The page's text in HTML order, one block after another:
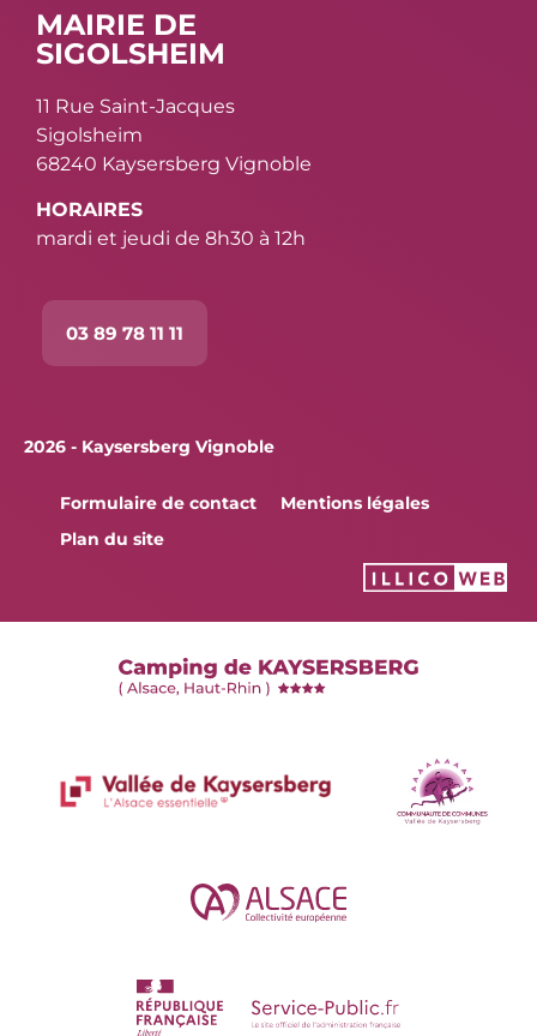
MAIRIE DE
SIGOLSHEIM
11 Rue Saint-Jacques
Sigolsheim
68240 Kaysersberg Vignoble
HORAIRES
mardi et jeudi de 8h30 à 12h
03 89 78 11 11
2026 - Kaysersberg Vignoble
Formulaire de contact
Mentions légales
Plan du site